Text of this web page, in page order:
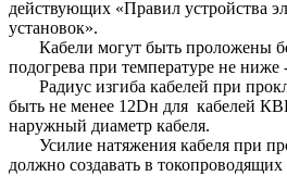
действующих «Правил устройства
установок».
Кабели могут быть проложены
подогрева при температуре не ниже
Радиус изгиба кабелей при
быть не менее 12Dн для кабелей
наружный диаметр кабеля.
Усилие натяжения кабеля при
должно создавать в